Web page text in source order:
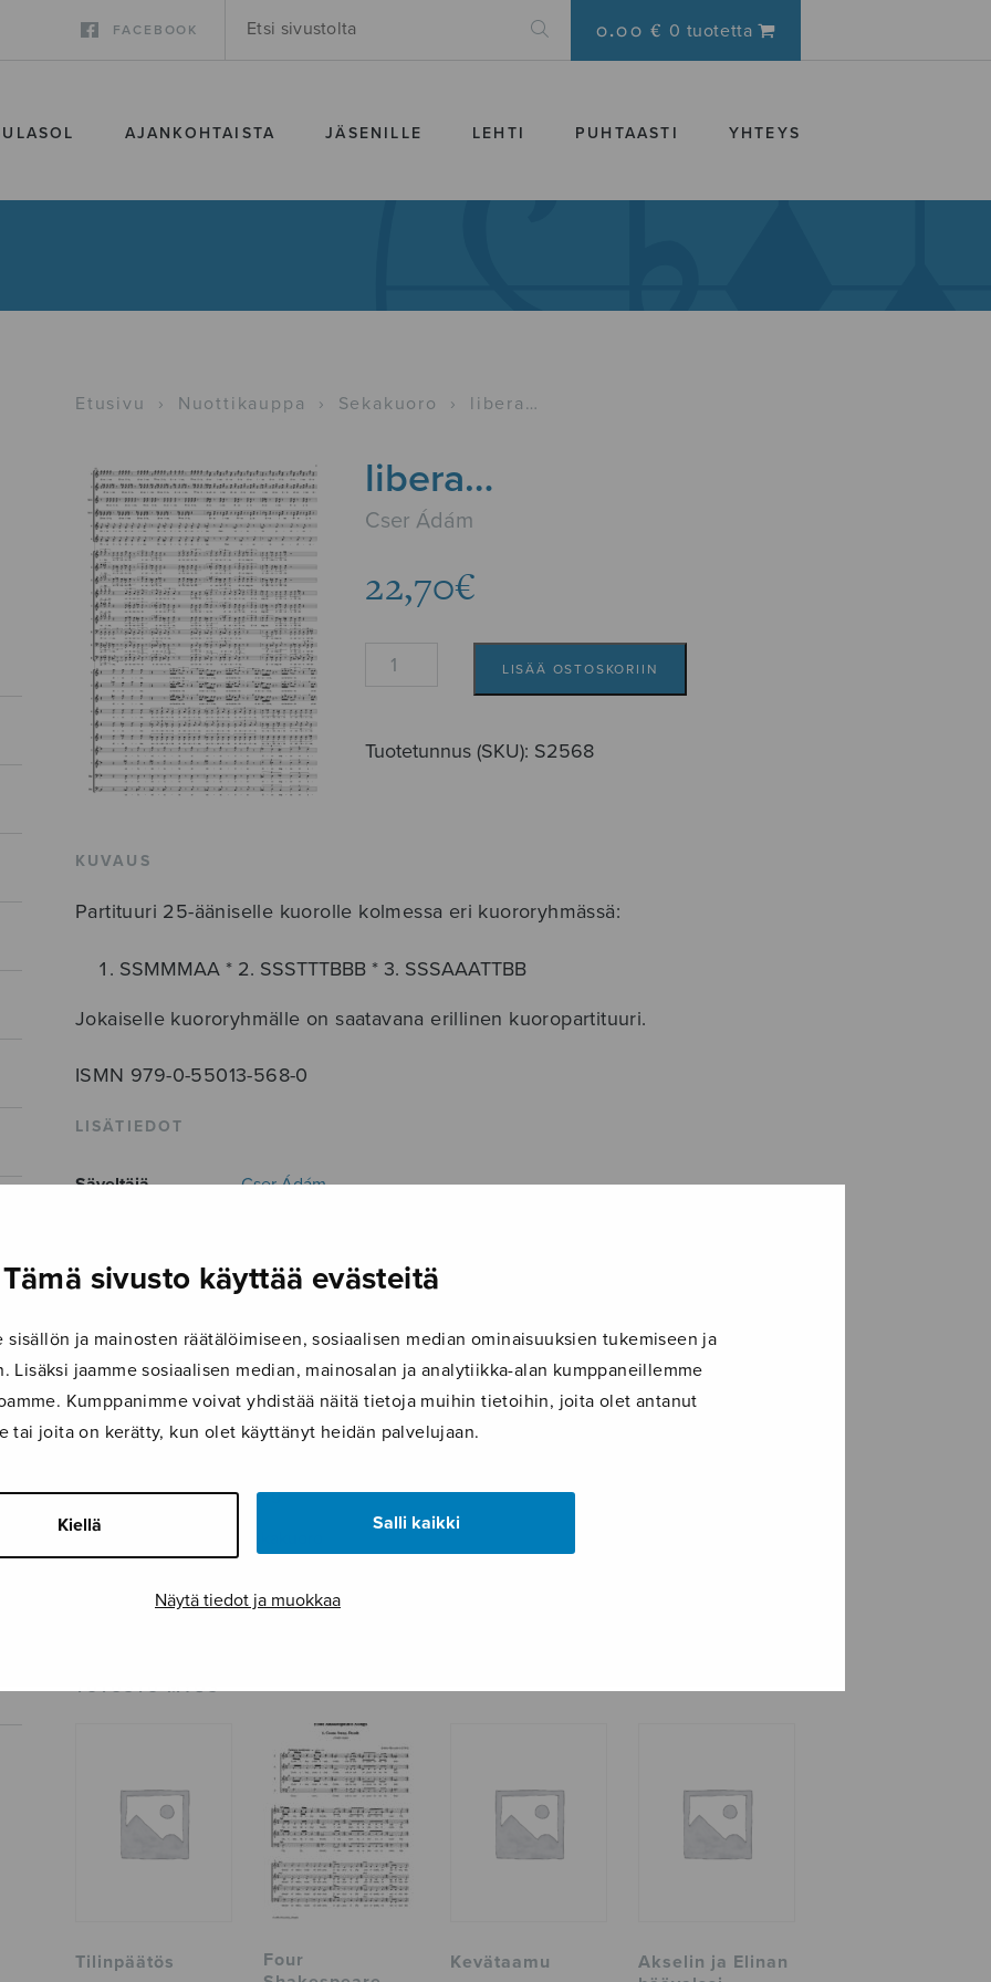
Tämä sivusto käyttää evästeitä
sisällön ja mainosten räätälöimiseen, sosiaalisen median ominaisuuksien tukemiseen ja
Lisäksi jaamme sosiaalisen median, mainosalan ja analytiikka-alan kumppaneillemme
Kumppanimme voivat yhdistää näitä tietoja muihin tietoihin, joita olet antanut
tai joita on kerätty, kun olet käyttänyt heidän palvelujaan.
Kiellä Salli kaikki
Näytä tiedot ja muokkaa
FACEBOOK 0.00 € 0 tuotetta
AJANKOHTAISTA JÄSENILLE LEHTI PUHTAASTI YHTEYS
Etusivu › Nuottikauppa › Sekakuoro › libera…
libera…
Cser Ádám
22,70€
libera...
LISÄÄ OSTOSKORIIN
Tuotetunnus (SKU): S2568
KUVAUS
Partituuri 25-ääniselle kuorolle kolmessa eri kuororyhmässä:
SSMMMAA * 2. SSSTTTBBB * 3. SSSAAATTBB
Jokaiselle kuororyhmälle on saatavana erillinen kuoropartituuri.
ISMN 979-0-55013-568-0
LISÄTIEDOT
Säveltäjä
Cser Ádám
Alkusanat
Libera me Domine...
Musiikkityyli
Contemporary / Modern, nykytaidemusiikki
Kieli
Latina
Paino
194 g
Osastot
TUTUSTU MYÖS
Tilinpäätös
Four
Kevätaamu
Akselin ja Elinan